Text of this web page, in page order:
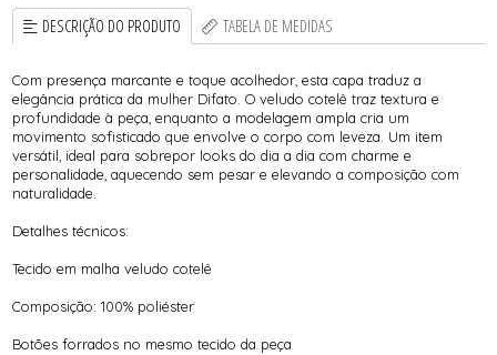
DESCRIÇÃO DO PRODUTO TABELA DE MEDIDAS
Com presença marcante e toque acolhedor, esta capa traduz a
elegância prática da mulher Difato. O veludo cotelê traz textura e
profundidade à peça, enquanto a modelagem ampla cria um
movimento sofisticado que envolve o corpo com leveza. Um item
versátil, ideal para sobrepor looks do dia a dia com charme e
personalidade, aquecendo sem pesar e elevando a composição com
naturalidade.
Detalhes técnicos:
Tecido em malha veludo cotelê
Composição: 100% poliéster
Botões forrados no mesmo tecido da peça